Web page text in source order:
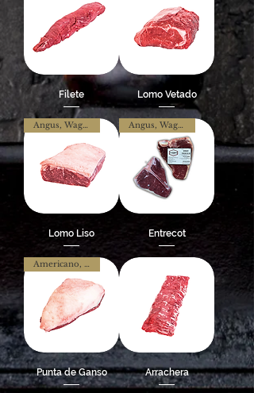
Filete Lomo Vetado
Angus, Wagyu y Hereford
Lomo Liso
Angus, Wagyu y Hereford
Entrecot
Americano, Nacional
Punta de Ganso Arrachera